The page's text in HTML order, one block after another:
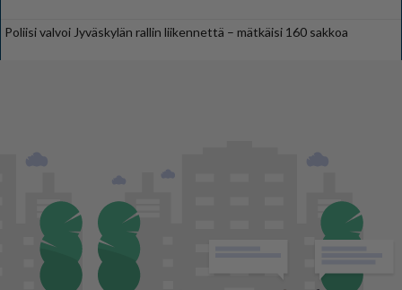
Poliisi valvoi Jyväskylän rallin liikennettä – mätkäisi 160 sakkoa